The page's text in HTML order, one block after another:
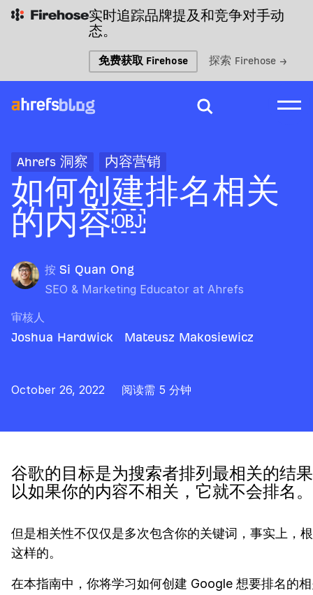
实时追踪品牌提及和竞争对手动
态。
免费获取 Firehose 探索 Firehose →
Ahrefs 洞察 内容营销
如何创建排名相关
的内容￼
按 Si Quan Ong
SEO & Marketing Educator at Ahrefs
审核人
Joshua Hardwick Mateusz Makosiewicz
October 26, 2022 阅读需 5 分钟
谷歌的目标是为搜索者排列最相关的结
以如果你的内容不相关，它就不会排名。
但是相关性不仅仅是多次包含你的关键词，事实上，
这样的。
在本指南中，你将学习如何创建 Google 想要排名的